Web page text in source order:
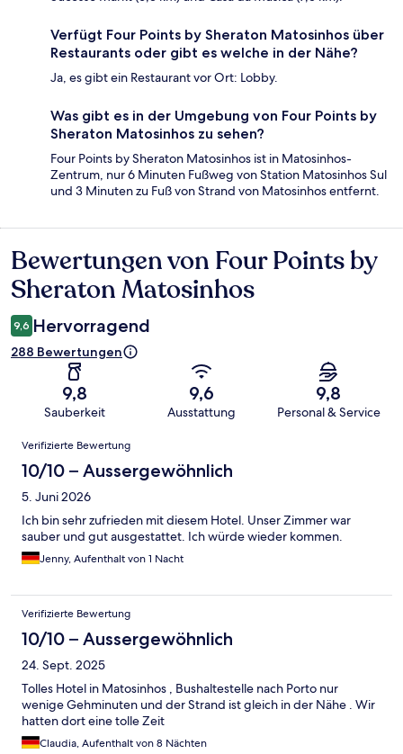
Verfügt Four Points by Sheraton Matosinhos über
Restaurants oder gibt es welche in der Nähe?
Ja, es gibt ein Restaurant vor Ort: Lobby.
Was gibt es in der Umgebung von Four Points by
Sheraton Matosinhos zu sehen?
Four Points by Sheraton Matosinhos ist in Matosinhos-
Zentrum, nur 6 Minuten Fußweg von Station Matosinhos Sul
und 3 Minuten zu Fuß von Strand von Matosinhos entfernt.
Bewertungen
Bewertungen von Four Points by
Sheraton Matosinhos
9,6 Hervorragend
288 Bewertungen
9,8
Sauberkeit
9,6
Ausstattung
9,8
Personal & Service
Bewertungen
Verifizierte Bewertung
10/10 – Aussergewöhnlich
5. Juni 2026
Ich bin sehr zufrieden mit diesem Hotel. Unser Zimmer war
sauber und gut ausgestattet. Ich würde wieder kommen.
Jenny, Aufenthalt von 1 Nacht
Verifizierte Bewertung
10/10 – Aussergewöhnlich
24. Sept. 2025
Tolles Hotel in Matosinhos , Bushaltestelle nach Porto nur
wenige Gehminuten und der Strand ist gleich in der Nähe . Wir
hatten dort eine tolle Zeit
Claudia, Aufenthalt von 8 Nächten